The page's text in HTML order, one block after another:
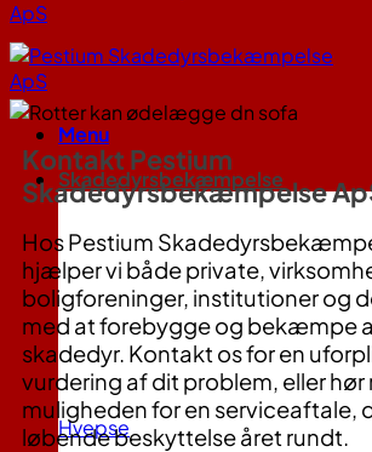
Menu
Skadedyrsbekæmpelse
Hvepse
Kontakt Pestium
Skadedyrsbekæmpelse
Hos Pestium
hjælper vi både private,
boligforeninger, institutioner og
med at forebygge og bekæmpe
skadedyr. Kontakt os for en
vurdering af dit problem, eller hør
muligheden for en serviceaftale,
løbende beskyttelse året rundt.